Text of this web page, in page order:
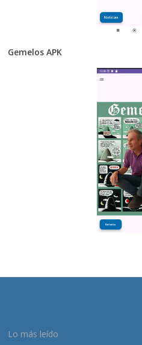
Gemelos APK
Lo más leído